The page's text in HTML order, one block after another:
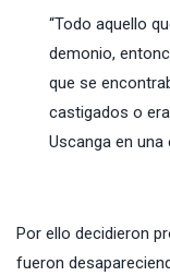
“Todo aquello
demonio,
que se
castigados o
Uscanga en
Por ello decidieron
fueron